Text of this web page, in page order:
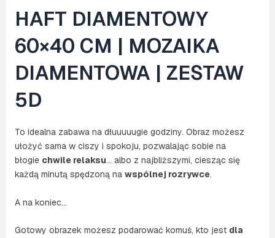
HAFT DIAMENTOWY
60×40 CM | MOZAIKA
DIAMENTOWA | ZESTAW
5D
To idealna zabawa na dłuuuuugie godziny. Obraz możesz
ułożyć sama w ciszy i spokoju, pozwalając sobie na
błogie chwile relaksu… albo z najbliższymi, ciesząc się
każdą minutą spędzoną na wspólnej rozrywce.
A na koniec…
Gotowy obrazek możesz podarować komuś, kto jest dla